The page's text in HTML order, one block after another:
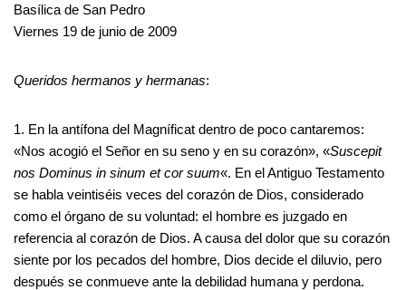
Basílica de San Pedro
Viernes 19 de junio de 2009
Queridos hermanos y hermanas:
1. En la antífona del Magníficat dentro de poco cantaremos:
«Nos acogió el Señor en su seno y en su corazón», «Suscepit
nos Dominus in sinum et cor suum«. En el Antiguo Testamento
se habla veintiséis veces del corazón de Dios, considerado
como el órgano de su voluntad: el hombre es juzgado en
referencia al corazón de Dios. A causa del dolor que su corazón
siente por los pecados del hombre, Dios decide el diluvio, pero
después se conmueve ante la debilidad humana y perdona.